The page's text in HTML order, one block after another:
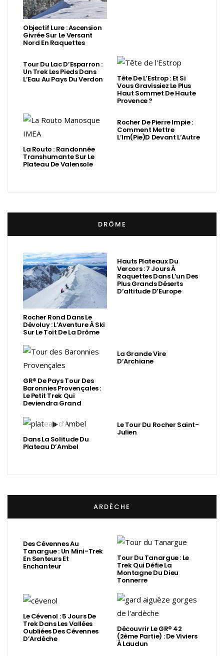
Objectif Lure : Ascension
Givrée Sur Le Versant
Nord En Raquettes
Tour Du Lac D’Esparron :
Un Trek Les Pieds Dans
L’Eau Au Pays Du Verdon Tête De L’Estrop : Et Si
Vous Gravissiez Le Plus
Haut Sommet De Haute
Provence ?
La Routo : Randonnée
Transhumante Sur Le
Plateau De Valensole
Rocher De Pierre Impie :
Comment Mettre
L’Im(Pie)d Devant L’Autre
DRÔME
Rocher Rond Dans Le
Dévoluy : L’Aventure À Ski
Sur Le Toit De La Drôme
Hauts Plateaux Du
Vercors : 7 Jours À
Raquettes Dans L’un Des
Plus Grands Déserts
D’altitude D’Europe
GR® De Pays Tour Des
Baronnies Provençales :
Le Petit Trek Qui
Deviendra Grand
La Grande Vire
D’Archiane
Dans La Solitude Du
Plateau D’Ambel
Le Tour Du Rocher Saint-
Julien
ARDÈCHE
Des Cévennes Au
Tanargue : Un Mini-Trek
En Senteurs Et
Enchanteur
Tour Du Tanargue : Le
Trek Qui Défie La
Montagne Du Dieu
Tonnerre
Le Cévenol : 5 Jours De
Trek Dans Les Vallées
Oubliées Des Cévennes
D’Ardèche
Découvrir Le GR® 42
(2ème Partie) : De Viviers
À Laudun